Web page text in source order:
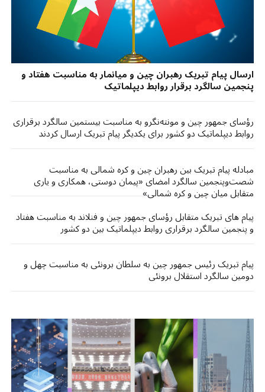
ارسال پیام تبریک رهبران چین و میانمار به مناسبت هفتاد و
پنجمین سالگرد برقرار روابط دیپلماتیک
ر‌ؤسای ‌جمهور چین و مونته‌نگرو به مناسبت بیستمین سالگرد برقراری
روابط دیپلماتیک دو کشور برای یکدیگر پیام تبریک ارسال کردند
مبادله پیام تبریک بین رهبران چین و کره شمالی به مناسبت
شصت‌وپنجمین سالگرد امضای «پیمان دوستی، همکاری و یاری
متقابل میان چین و کره شمالی»
پیام های تبریک متقابل رؤسای جمهور چین و فنلاند به مناسبت هفتاد
و پنجمین سالگرد برقراری روابط دیپلماتیک بین دو کشور
پیام تبریک رئیس جمهور چین به سلطان برونئی به مناسبت چهل و
دومین سالگرد استقلال برونئی